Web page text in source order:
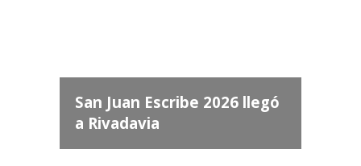
San Juan Escribe 2026 llegó
a Rivadavia